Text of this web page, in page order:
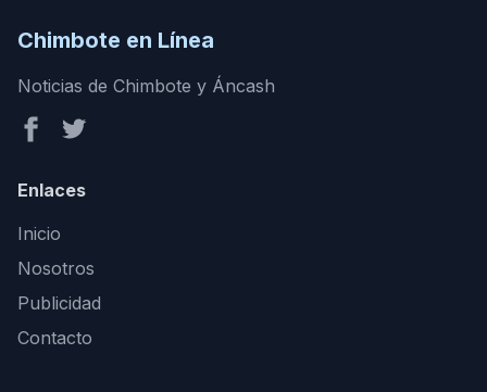
Chimbote en Línea
Noticias de Chimbote y Áncash
Enlaces
Inicio
Nosotros
Publicidad
Contacto